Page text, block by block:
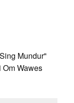
Mundur"
Wawes